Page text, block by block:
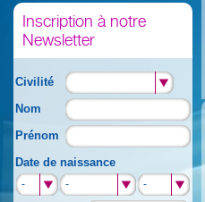
Inscription à notre
Newsletter
Civilité
Nom
Prénom
Date de naissance
-- -- --